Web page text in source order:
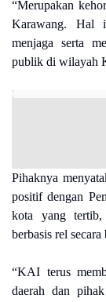
“Merupakan
Karawang. Hal
menjaga serta
publik di wilayah
Pihaknya
positif dengan
kota yang tertib,
berbasis rel
“KAI terus
daerah dan